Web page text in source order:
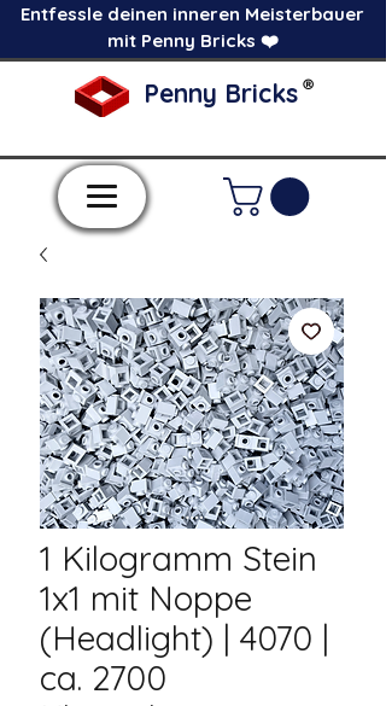
Entfessle deinen inneren Meisterbauer
mit Penny Bricks ❤️
Penny Bricks ®
1 Kilogramm Stein
1x1 mit Noppe
(Headlight) | 4070 |
ca. 2700